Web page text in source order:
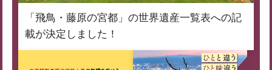
「飛鳥・藤原の宮都」の世界遺産一覧表への記
載が決定しました！